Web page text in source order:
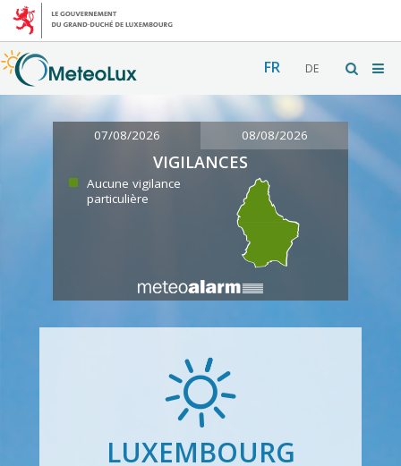
FR DE
07/08/2026 08/08/2026
VIGILANCES
Aucune vigilance
particulière
LUXEMBOURG